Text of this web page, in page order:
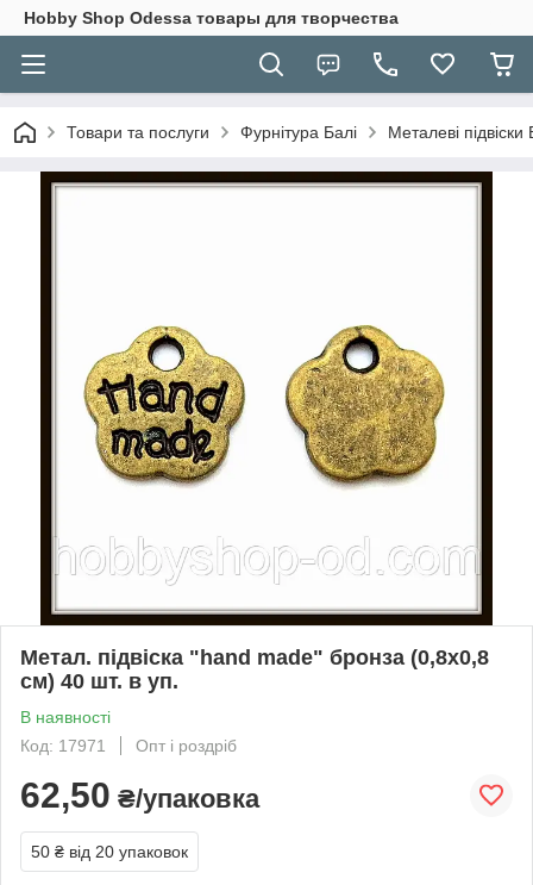
Hobbу Shop Odessa товары для творчества
Товари та послуги Фурнітура Балі Металеві підвіски
Метал. підвіска "hand made" бронза (0,8х0,8
см) 40 шт. в уп.
В наявності
Код: 17971
Опт і роздріб
62,50 ₴/упаковка
50 ₴ від 20 упаковок